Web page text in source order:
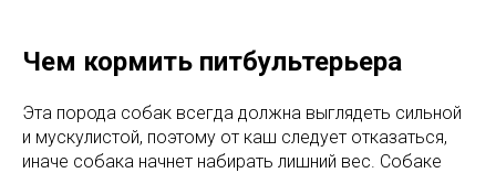
Чем кормить питбультерьера
Эта порода собак всегда должна выглядеть сильной
и мускулистой, поэтому от каш следует отказаться,
иначе собака начнет набирать лишний вес. Собаке